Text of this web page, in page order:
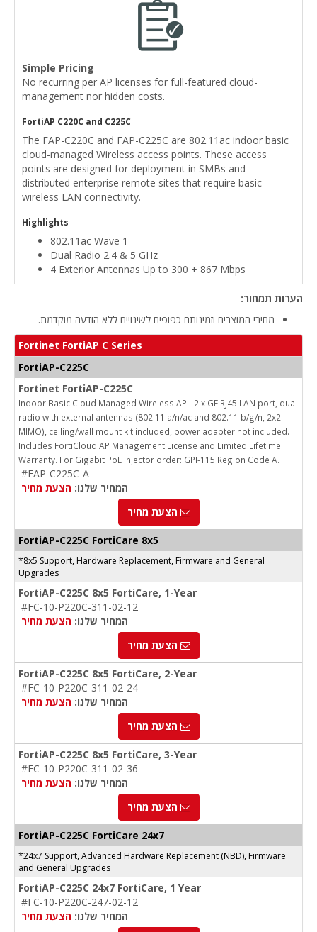
Simple Pricing
No recurring per AP licenses for full-featured cloud-
management nor hidden costs.
FortiAP C220C and C225C
The FAP-C220C and FAP-C225C are 802.11ac indoor basic
cloud-managed Wireless access points. These access
points are designed for deployment in SMBs and
distributed enterprise remote sites that require basic
wireless LAN connectivity.
Highlights
802.11ac Wave 1
Dual Radio 2.4 & 5 GHz
4 Exterior Antennas Up to 300 + 867 Mbps
הערות תמחור:
מחירי המוצרים וזמינותם כפופים לשינויים ללא הודעה מוקדמת.
Fortinet FortiAP C Series
FortiAP-C225C
Fortinet FortiAP-C225C
Indoor Basic Cloud Managed Wireless AP - 2 x GE RJ45 LAN port, dual
radio with external antennas (802.11 a/n/ac and 802.11 b/g/n, 2x2
MIMO), ceiling/wall mount kit included, power adapter not included.
Includes FortiCloud AP Management License and Limited Lifetime
Warranty. For Gigabit PoE injector order: GPI-115 Region Code A.
#FAP-C225C-A
המחיר שלנו: הצעת מחיר
הצעת מחיר
FortiAP-C225C FortiCare 8x5
*8x5 Support, Hardware Replacement, Firmware and General
Upgrades
FortiAP-C225C 8x5 FortiCare, 1-Year
#FC-10-P220C-311-02-12
המחיר שלנו: הצעת מחיר
הצעת מחיר
FortiAP-C225C 8x5 FortiCare, 2-Year
#FC-10-P220C-311-02-24
המחיר שלנו: הצעת מחיר
הצעת מחיר
FortiAP-C225C 8x5 FortiCare, 3-Year
#FC-10-P220C-311-02-36
המחיר שלנו: הצעת מחיר
הצעת מחיר
FortiAP-C225C FortiCare 24x7
*24x7 Support, Advanced Hardware Replacement (NBD), Firmware
and General Upgrades
FortiAP-C225C 24x7 FortiCare, 1 Year
#FC-10-P220C-247-02-12
המחיר שלנו: הצעת מחיר